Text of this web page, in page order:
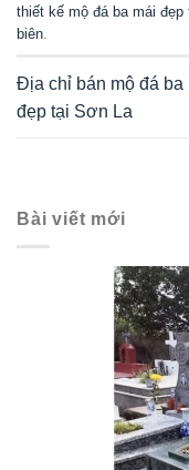
thiết kế mộ đá ba mái đẹp
biên.
Địa chỉ bán mộ đá ba
đẹp tại Sơn La
Bài viết mới